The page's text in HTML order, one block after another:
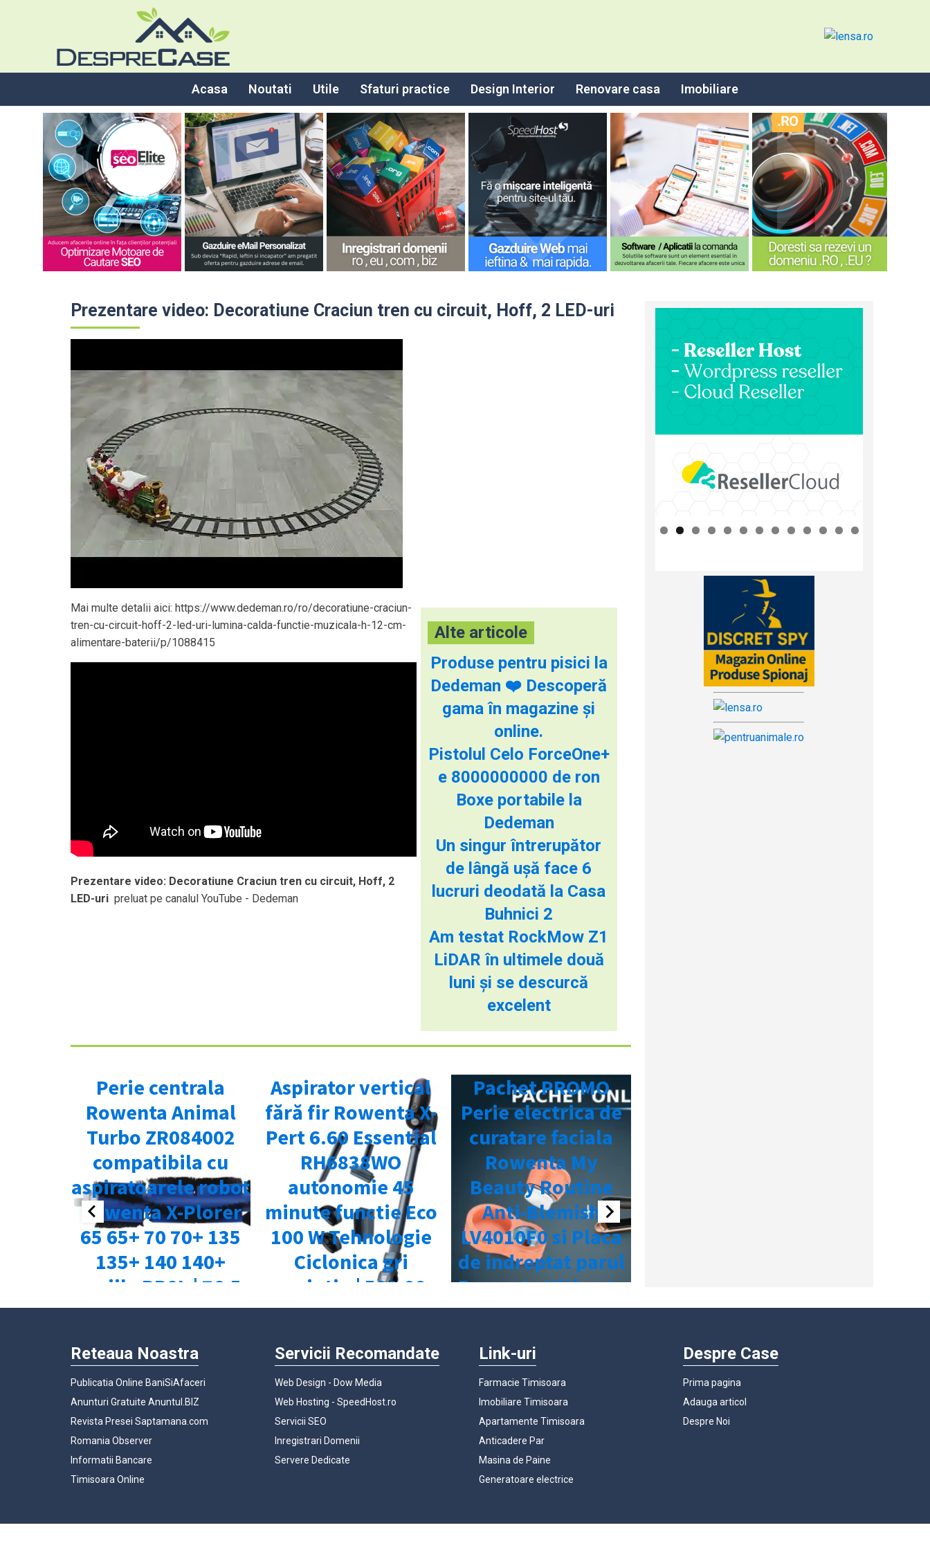
Acasa Noutati Utile Sfaturi practice Design Interior Renovare casa Imobiliare
Prezentare video: Decoratiune Craciun tren cu circuit, Hoff, 2 LED-uri
Mai multe detalii aici: https://www.dedeman.ro/ro/decoratiune-craciun-
tren-cu-circuit-hoff-2-led-uri-lumina-calda-functie-muzicala-h-12-cm-
alimentare-baterii/p/1088415
Prezentare video: Decoratiune Craciun tren cu circuit, Hoff, 2
LED-uri preluat pe canalul YouTube - Dedeman
Alte articole
Produse pentru pisici la
Dedeman ❤️ Descoperă
gama în magazine și
online.
Pistolul Celo ForceOne+
e 8000000000 de ron
Boxe portabile la
Dedeman
Un singur întrerupător
de lângă ușă face 6
lucruri deodată la Casa
Buhnici 2
Am testat RockMow Z1
LiDAR în ultimele două
luni și se descurcă
excelent
Reteaua Noastra
Publicatia Online BaniSiAfaceri
Anunturi Gratuite Anuntul.BIZ
Revista Presei Saptamana.com
Romania Observer
Informatii Bancare
Timisoara Online
Servicii Recomandate
Web Design - Dow Media
Web Hosting - SpeedHost.ro
Servicii SEO
Inregistrari Domenii
Servere Dedicate
Link-uri
Farmacie Timisoara
Imobiliare Timisoara
Apartamente Timisoara
Anticadere Par
Masina de Paine
Generatoare electrice
Despre Case
Prima pagina
Adauga articol
Despre Noi